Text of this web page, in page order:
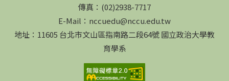
傳真：(02)2938-7717
E-Mail：nccuedu@nccu.edu.tw
地址：11605 台北市文山區指南路二段64號 國立政治大學教
育學系